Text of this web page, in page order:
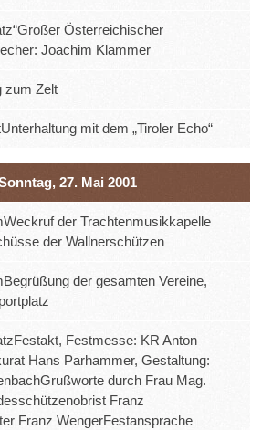
Österreichischer
Joachim Klammer
zum Zelt
mit dem „Tiroler Echo“
27. Mai 2001
der Trachtenmusikkapelle
der Wallnerschützen
der gesamten Vereine,
Festmesse: KR Anton
Hans Parhammer, Gestaltung:
durch Frau Mag.
Franz
Franz WengerFestansprache